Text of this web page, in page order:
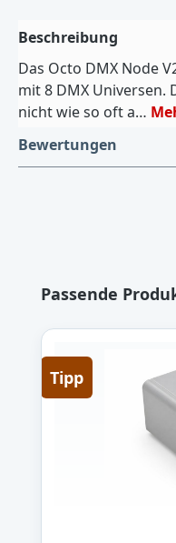
Beschreibung
Das Octo DMX Node
mit 8 DMX Universen.
nicht wie so oft a…
Bewertungen
Produktgalerie
Passende
Tipp